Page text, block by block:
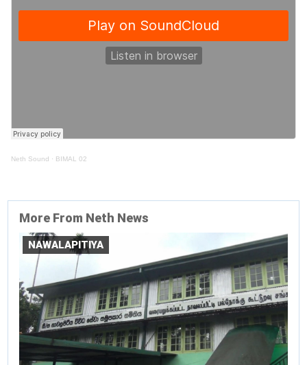
Neth Sound · BIMAL 02
More From Neth News
NAWALAPITIYA